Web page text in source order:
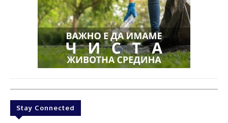
Stay Connected